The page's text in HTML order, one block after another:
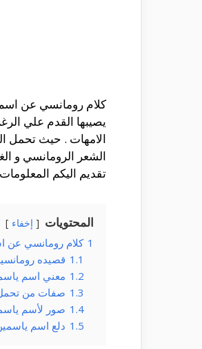
كلام رومانسي عن اسم
يصيبها القدم علي
الامهات . حيث تحمل
الشعر الرومانسي و
تقديم اليكم
المحتويات إخفاء
1 كلام رومانسي عن
1.1 قصيده
1.2 معني اسم
1.3 صفات من
1.4 صور لأسم
1.5 دلع اسم